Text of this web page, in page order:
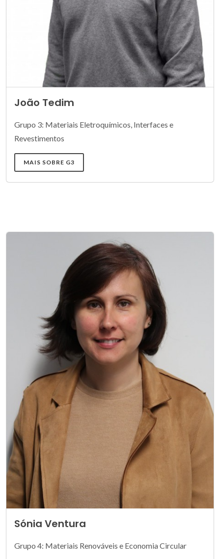
João Tedim
Grupo 3: Materiais Eletroquímicos, Interfaces e
Revestimentos
MAIS SOBRE G3
Sónia Ventura
Grupo 4: Materiais Renováveis e Economia Circular